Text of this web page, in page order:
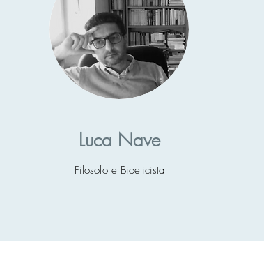
Luca Nave
Filosofo e Bioeticista